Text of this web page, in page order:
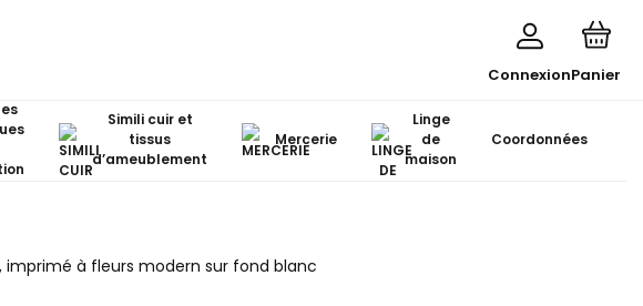
ConnexionPanier
Simili cuir et
tissus
d’ameublement
Mercerie
Linge
de
maison
Coordonnées
imprimé à fleurs modern sur fond blanc